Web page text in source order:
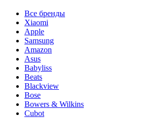
Все бренды
Xiaomi
Apple
Samsung
Amazon
Asus
Babyliss
Beats
Blackview
Bose
Bowers & Wilkins
Cubot